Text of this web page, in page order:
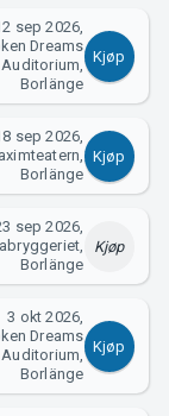
sep 2026,
Dreams
Auditorium,
Borlänge
Kjøp
sep 2026,
Borlänge
Kjøp
sep 2026,
Borlänge
Kjøp
3 okt 2026,
Dreams
Auditorium,
Borlänge
Kjøp